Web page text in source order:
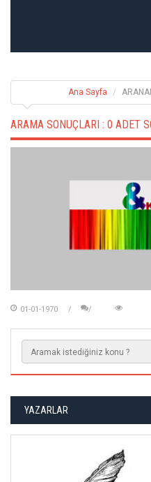
Ana Sayfa
ARAMA SONUÇLARI : 0 ADET
01-01-1970
YAZARLAR